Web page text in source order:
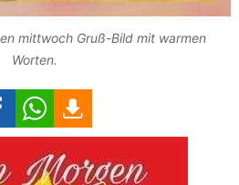
mittwoch Gruß-Bild mit warmen
Worten.